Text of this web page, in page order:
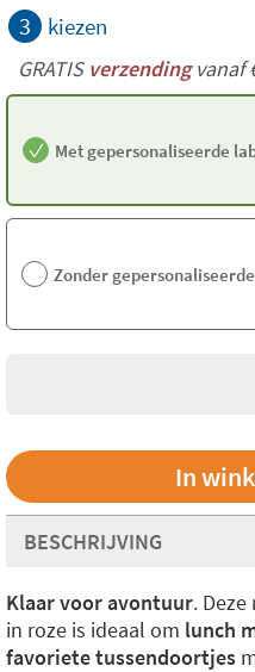
3 kiezen
GRATISverzendingvanaf
Met gepersonaliseerde
Zonder
BESCHRIJVING
Klaar voor avontuur.
in roze is ideaal om lunch
favoriete tussendoortjes